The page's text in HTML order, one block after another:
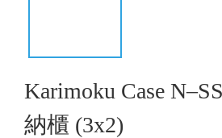
Karimoku Case
納櫃 (3x2)